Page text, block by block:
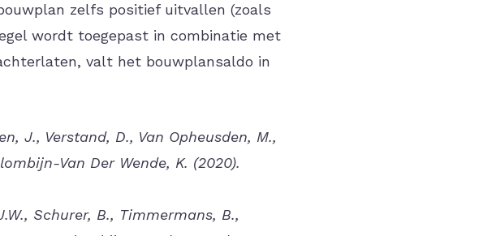
zelfs positief uitvallen (zoals
wordt toegepast in combinatie met
valt het bouwplansaldo in
J., Verstand, D., Van Opheusden, M.,
Van Der Wende, K. (2020).
Schurer, B., Timmermans, B.,